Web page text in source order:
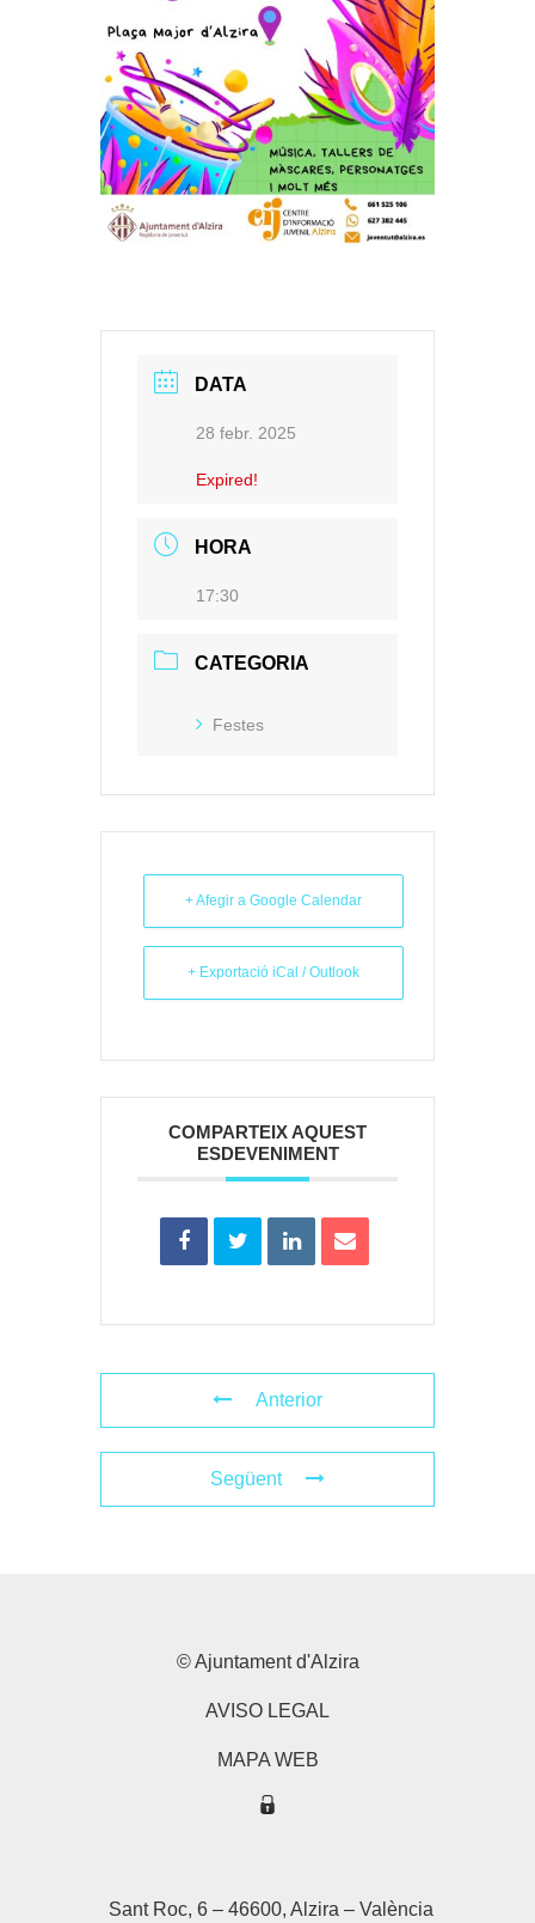
DATA
28 febr. 2025
Expired!
HORA
17:30
CATEGORIA
Festes
+ Afegir a Google Calendar
+ Exportació iCal / Outlook
COMPARTEIX AQUEST
ESDEVENIMENT
Anterior
Següent
© Ajuntament d'Alzira
AVISO LEGAL
MAPA WEB
Sant Roc, 6 – 46600, Alzira – València